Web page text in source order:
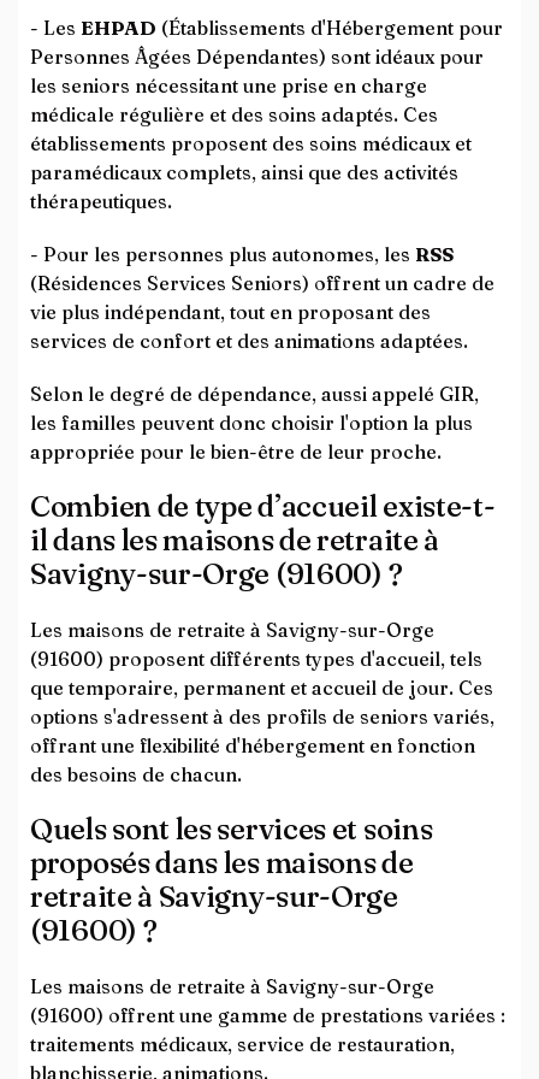
- Les EHPAD (Établissements d'Hébergement pour
Personnes Âgées Dépendantes) sont idéaux pour
les seniors nécessitant une prise en charge
médicale régulière et des soins adaptés. Ces
établissements proposent des soins médicaux et
paramédicaux complets, ainsi que des activités
thérapeutiques.
- Pour les personnes plus autonomes, les RSS
(Résidences Services Seniors) offrent un cadre de
vie plus indépendant, tout en proposant des
services de confort et des animations adaptées.
Selon le degré de dépendance, aussi appelé GIR,
les familles peuvent donc choisir l'option la plus
appropriée pour le bien-être de leur proche.
Combien de type d’accueil existe-t-
il dans les maisons de retraite à
Savigny-sur-Orge (91600) ?
Les maisons de retraite à Savigny-sur-Orge
(91600) proposent différents types d'accueil, tels
que temporaire, permanent et accueil de jour. Ces
options s'adressent à des profils de seniors variés,
offrant une flexibilité d'hébergement en fonction
des besoins de chacun.
Quels sont les services et soins
proposés dans les maisons de
retraite à Savigny-sur-Orge
(91600) ?
Les maisons de retraite à Savigny-sur-Orge
(91600) offrent une gamme de prestations variées :
traitements médicaux, service de restauration,
blanchisserie, animations.